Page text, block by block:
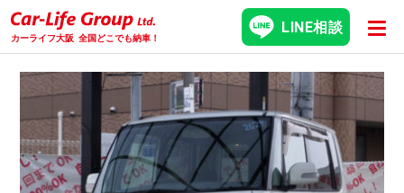
カーライフ大阪 全国どこでも納車！
LINE相談